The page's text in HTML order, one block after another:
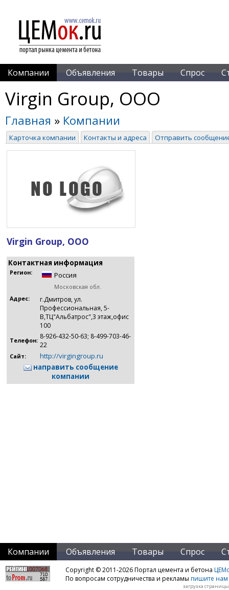
Компании Объявления Товары Спрос
Virgin Group, ООО
Главная » Компании
Карточка компании Контакты и адреса Отправить
Virgin Group, ООО
Контактная информация
Регион: Россия
Московская обл.
Адрес:
г.Дмитров, ул.
Профессиональная, 5-
В,ТЦ"Альбатрос",3 этаж,офис
100
Телефон: 8-926-432-50-63; 8-499-703-46-
22
Сайт:
http://virgingroup.ru
направить сообщение
компании
Компании Объявления Товары Спрос
Copyright © 2011-2026 Портал цемента и бетона
По вопросам сотрудничества и рекламы пишите нам
загрузка